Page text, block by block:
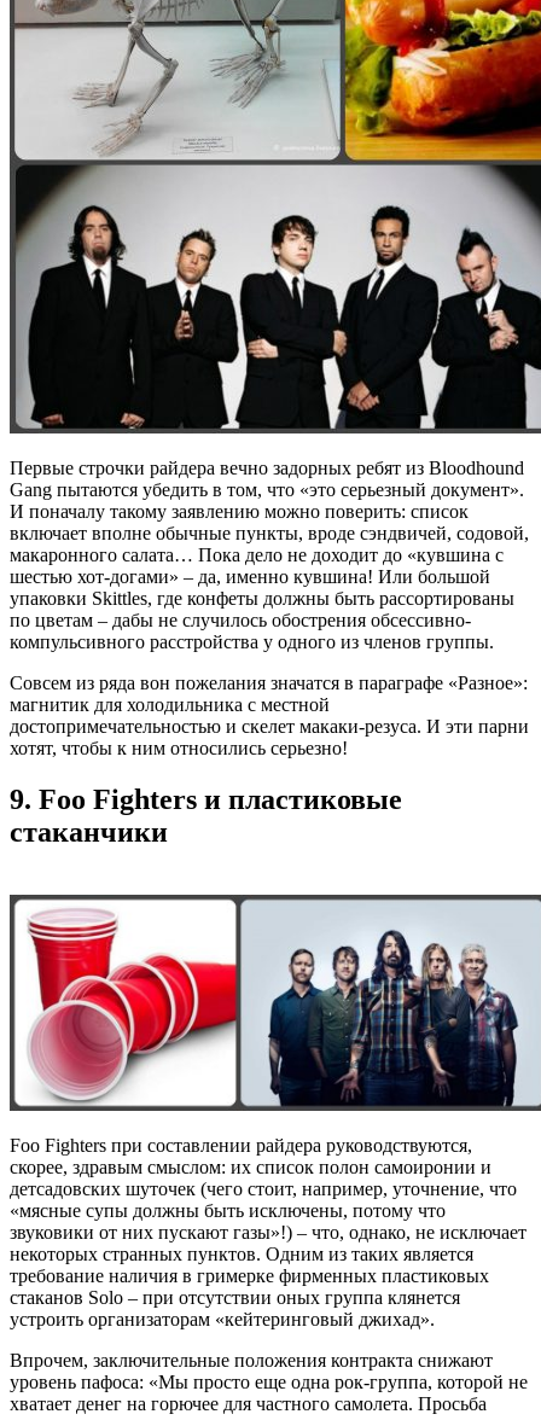
Первые строчки райдера вечно задорных ребят из Bloodhound
Gang пытаются убедить в том, что «это серьезный документ».
И поначалу такому заявлению можно поверить: список
включает вполне обычные пункты, вроде сэндвичей, содовой,
макаронного салата… Пока дело не доходит до «кувшина с
шестью хот-догами» ‒ да, именно кувшина! Или большой
упаковки Skittles, где конфеты должны быть рассортированы
по цветам ‒ дабы не случилось обострения обсессивно-
компульсивного расстройства у одного из членов группы.
Совсем из ряда вон пожелания значатся в параграфе «Разное»:
магнитик для холодильника с местной
достопримечательностью и скелет макаки-резуса. И эти парни
хотят, чтобы к ним относились серьезно!
9. Foo Fighters и пластиковые
стаканчики
Foo Fighters при составлении райдера руководствуются,
скорее, здравым смыслом: их список полон самоиронии и
детсадовских шуточек (чего стоит, например, уточнение, что
«мясные супы должны быть исключены, потому что
звуковики от них пускают газы»!) ‒ что, однако, не исключает
некоторых странных пунктов. Одним из таких является
требование наличия в гримерке фирменных пластиковых
стаканов Solo ‒ при отсутствии оных группа клянется
устроить организаторам «кейтеринговый джихад».
Впрочем, заключительные положения контракта снижают
уровень пафоса: «Мы просто еще одна рок-группа, которой не
хватает денег на горючее для частного самолета. Просьба